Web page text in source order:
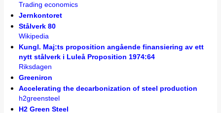
Trading economics
Jernkontoret
Stålverk 80
Wikipedia
Kungl. Maj:ts proposition angående finansiering av ett
nytt stålverk i Luleå Proposition 1974:64
Riksdagen
Greeniron
Accelerating the decarbonization of steel production
h2greensteel
H2 Green Steel